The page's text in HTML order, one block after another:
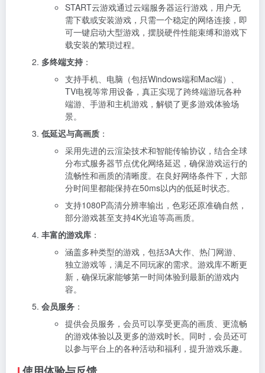
START云游戏通过云端服务器运行游戏，用户无
需下载或安装游戏，只需一个稳定的网络连接，即
可一键启动大型游戏，摆脱硬件性能束缚和游戏下
载安装的繁琐过程。
多终端支持 ：
支持手机、电脑（包括Windows端和Mac端）、
TV电视等常用设备，真正实现了跨终端游玩各种
端游、手游和主机游戏，解锁了更多游戏体验场
景。
低延迟与高画质 ：
采用先进的云渲染技术和智能传输协议，结合全球
分布式服务器节点优化网络延迟，确保游戏运行的
流畅性和画质的清晰度。在良好网络条件下，大部
分时间里都能保持在50ms以内的低延时状态。
支持1080P高清分辨率输出，色彩还原准确自然，
部分游戏甚至支持4K光追等高画质。
丰富的游戏库 ：
涵盖多种类型的游戏，包括3A大作、热门网游、
独立游戏等，满足不同玩家的需求。游戏库不断更
新，确保玩家能够第一时间体验到最新的游戏内
容。
会员服务 ：
提供会员服务，会员可以享受更高的画质、更流畅
的游戏体验以及更多的游戏时长。同时，会员还可
以参与平台上的各种活动和福利，提升游戏乐趣。